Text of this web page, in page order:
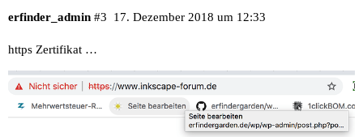
erfinder_admin 17. Dezember 2018 um 12:33
#3
https Zertifikat …